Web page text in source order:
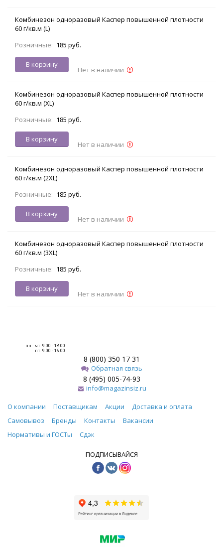
Комбинезон одноразовый Каспер повышенной плотности
60 г/кв.м (L)
Розничные: 185 руб.
В корзину
Нет в наличии
Комбинезон одноразовый Каспер повышенной плотности
60 г/кв.м (XL)
Розничные: 185 руб.
В корзину
Нет в наличии
Комбинезон одноразовый Каспер повышенной плотности
60 г/кв.м (2XL)
Розничные: 185 руб.
В корзину
Нет в наличии
Комбинезон одноразовый Каспер повышенной плотности
60 г/кв.м (3XL)
Розничные: 185 руб.
В корзину
Нет в наличии
пн - чт: 9.00 - 18.00
пт: 9.00 - 16.00
8 (800) 350 17 31
Обратная связь
8 (495) 005-74-93
info@magazinsiz.ru
О компании Поставщикам Акции
Доставка и оплата
Самовывоз
Бренды Контакты
Вакансии
Нормативы и ГОСТы
Сдэк
ПОДПИСЫВАЙСЯ